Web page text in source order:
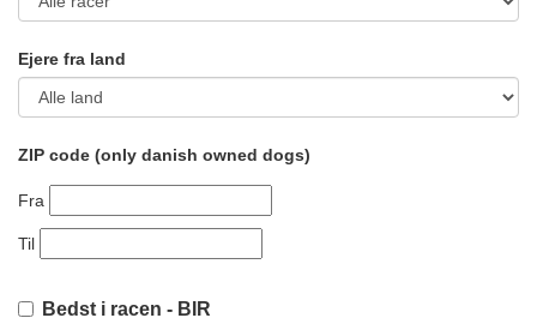
Ejere fra land
ZIP code (only danish owned dogs)
Fra
Til
Bedst i racen - BIR